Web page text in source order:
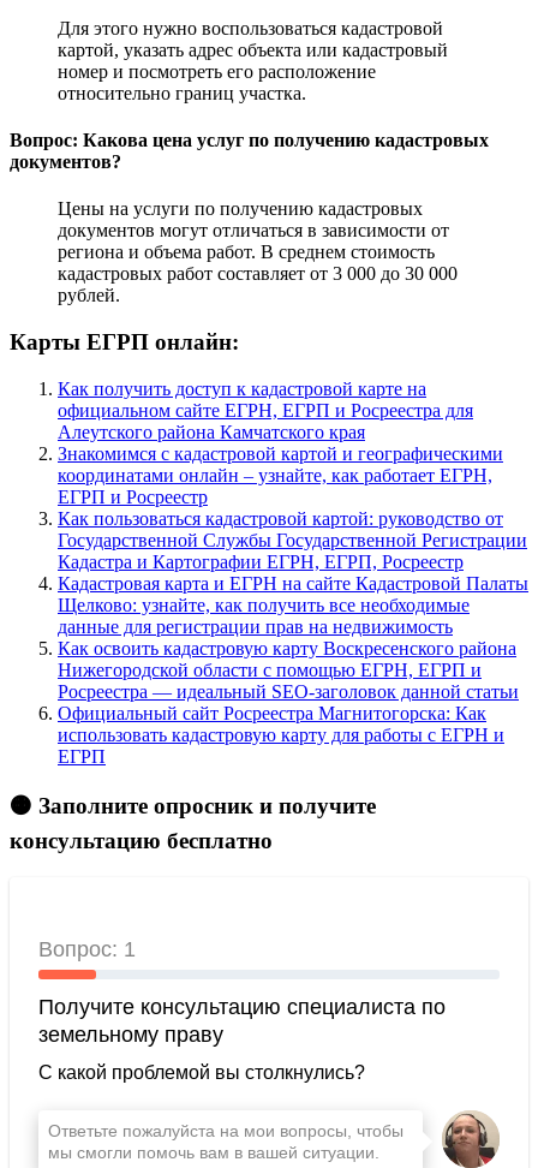
Для этого нужно воспользоваться кадастровой
картой, указать адрес объекта или кадастровый
номер и посмотреть его расположение
относительно границ участка.
Вопрос: Какова цена услуг по получению кадастровых
документов?
Цены на услуги по получению кадастровых
документов могут отличаться в зависимости от
региона и объема работ. В среднем стоимость
кадастровых работ составляет от 3 000 до 30 000
рублей.
Карты ЕГРП онлайн:
Как получить доступ к кадастровой карте на
официальном сайте ЕГРН, ЕГРП и Росреестра для
Алеутского района Камчатского края
Знакомимся с кадастровой картой и географическими
координатами онлайн – узнайте, как работает ЕГРН,
ЕГРП и Росреестр
Как пользоваться кадастровой картой: руководство от
Государственной Службы Государственной Регистрации
Кадастра и Картографии ЕГРН, ЕГРП, Росреестр
Кадастровая карта и ЕГРН на сайте Кадастровой Палаты
Щелково: узнайте, как получить все необходимые
данные для регистрации прав на недвижимость
Как освоить кадастровую карту Воскресенского района
Нижегородской области с помощью ЕГРН, ЕГРП и
Росреестра — идеальный SEO-заголовок данной статьи
Официальный сайт Росреестра Магнитогорска: Как
использовать кадастровую карту для работы с ЕГРН и
ЕГРП
🟠 Заполните опросник и получите
консультацию бесплатно